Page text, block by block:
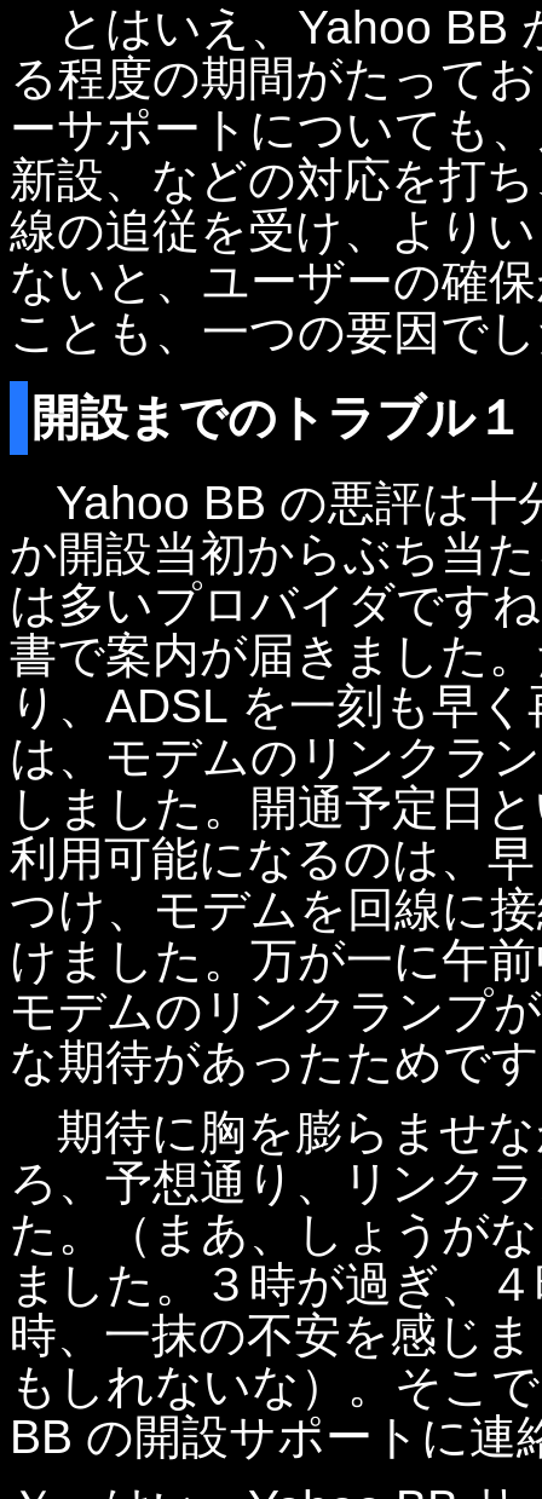
とはいえ、Yahoo BB
る程度の期間がたって
ーサポートについても
新設、などの対応を打
線の追従を受け、より
ないと、ユーザーの確
ことも、一つの要因で
開設までのトラブル１
Yahoo BB の悪評は十
か開設当初からぶち当
は多いプロバイダです
書で案内が届きました
り、ADSL を一刻も早
は、モデムのリンクラ
しました。開通予定日
利用可能になるのは、
つけ、モデムを回線に
けました。万が一に午
モデムのリンクランプ
な期待があったためで
期待に胸を膨らませ
ろ、予想通り、リンク
た。（まあ、しょうが
ました。３時が過ぎ、
時、一抹の不安を感じ
もしれないな）。そこ
BB の開設サポートに連